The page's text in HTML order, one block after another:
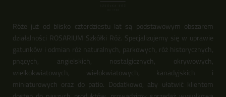
Róże już od blisko czterdziestu lat są podstawowym obszarem
działalności ROSARIUM Szkółki Róż. Specjalizujemy się w uprawie
gatunków i odmian róż naturalnych, parkowych, róż historycznych,
pnących, angielskich, nostalgicznych, okrywowych,
wielkokwiatowych, wielokwiatowych, kanadyjskich i
miniaturowych oraz do patio. Dodatkowo, aby ułatwić klientom